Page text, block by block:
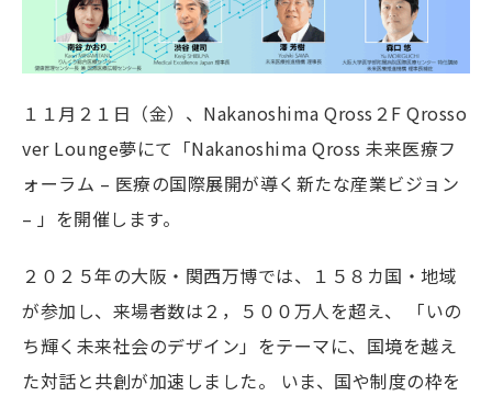
１１月２１日（金）、Nakanoshima Qross２F Qrosso
ver Lounge夢にて「Nakanoshima Qross 未来医療フ
ォーラム – 医療の国際展開が導く新たな産業ビジョン
– 」を開催します。
２０２５年の大阪・関西万博では、１５８カ国・地域
が参加し、来場者数は２，５００万人を超え、 「いの
ち輝く未来社会のデザイン」をテーマに、国境を越え
た対話と共創が加速しました。 いま、国や制度の枠を